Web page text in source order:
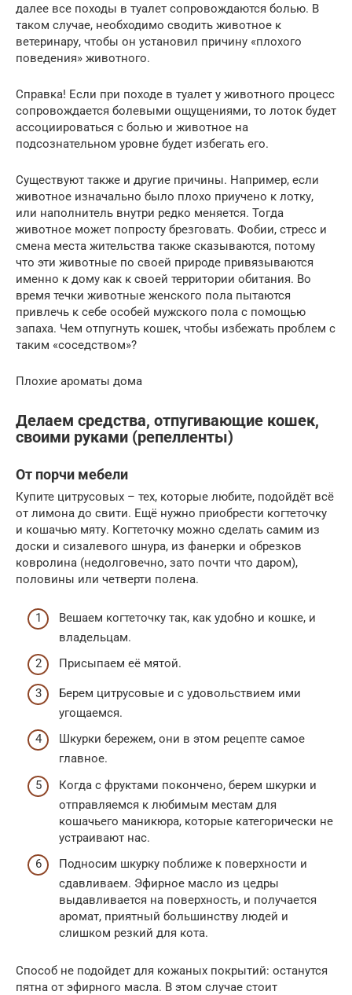
далее все походы в туалет сопровождаются болью. В
таком случае, необходимо сводить животное к
ветеринару, чтобы он установил причину «плохого
поведения» животного.
Справка! Если при походе в туалет у животного процесс
сопровождается болевыми ощущениями, то лоток будет
ассоциироваться с болью и животное на
подсознательном уровне будет избегать его.
Существуют также и другие причины. Например, если
животное изначально было плохо приучено к лотку,
или наполнитель внутри редко меняется. Тогда
животное может попросту брезговать. Фобии, стресс и
смена места жительства также сказываются, потому
что эти животные по своей природе привязываются
именно к дому как к своей территории обитания. Во
время течки животные женского пола пытаются
привлечь к себе особей мужского пола с помощью
запаха. Чем отпугнуть кошек, чтобы избежать проблем с
таким «соседством»?
Плохие ароматы дома
Делаем средства, отпугивающие кошек,
своими руками (репелленты)
От порчи мебели
Купите цитрусовых – тех, которые любите, подойдёт всё
от лимона до свити. Ещё нужно приобрести когтеточку
и кошачью мяту. Когтеточку можно сделать самим из
доски и сизалевого шнура, из фанерки и обрезков
ковролина (недолговечно, зато почти что даром),
половины или четверти полена.
Вешаем когтеточку так, как удобно и кошке, и
владельцам.
Присыпаем её мятой.
Берем цитрусовые и с удовольствием ими
угощаемся.
Шкурки бережем, они в этом рецепте самое
главное.
Когда с фруктами покончено, берем шкурки и
отправляемся к любимым местам для
кошачьего маникюра, которые категорически не
устраивают нас.
Подносим шкурку поближе к поверхности и
сдавливаем. Эфирное масло из цедры
выдавливается на поверхность, и получается
аромат, приятный большинству людей и
слишком резкий для кота.
Способ не подойдет для кожаных покрытий: останутся
пятна от эфирного масла. В этом случае стоит